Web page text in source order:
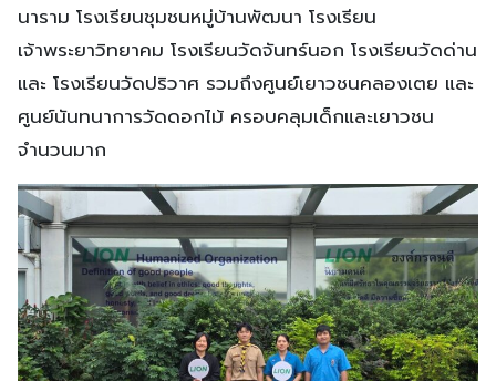
นาราม โรงเรียนชุมชนหมู่บ้านพัฒนา โรงเรียน
เจ้าพระยาวิทยาคม โรงเรียนวัดจันทร์นอก โรงเรียนวัดด่าน
และ โรงเรียนวัดปริวาศ รวมถึงศูนย์เยาวชนคลองเตย และ
ศูนย์นันทนาการวัดดอกไม้ ครอบคลุมเด็กและเยาวชน
จำนวนมาก